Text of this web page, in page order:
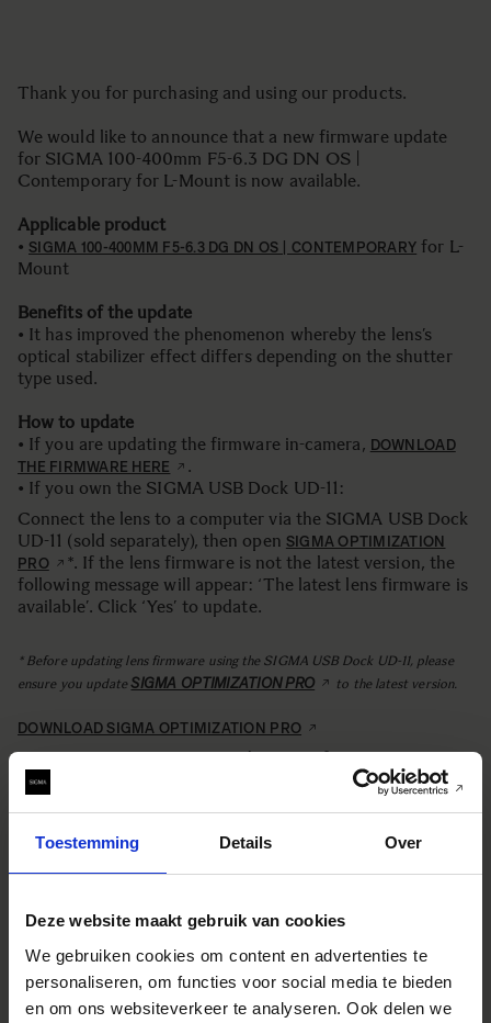
Toestemming Details Over
Deze website maakt gebruik van cookies
We gebruiken cookies om content en advertenties te
personaliseren, om functies voor social media te bieden
en om ons websiteverkeer te analyseren. Ook delen we
Thank you for purchasing and using our products.
We would like to announce that a new firmware update
for SIGMA 100-400mm F5-6.3 DG DN OS |
Contemporary for L-Mount is now available.
Applicable product
•SIGMA 100-400MM F5-6.3 DG DN OS | CONTEMPORARY for L-
Mount
Benefits of the update
• It has improved the phenomenon whereby the lens’s
optical stabilizer effect differs depending on the shutter
type used.
How to update
• If you are updating the firmware in-camera, DOWNLOAD
THE FIRMWARE HERE
.
• If you own the SIGMA USB Dock UD-11:
Connect the lens to a computer via the SIGMA USB Dock
UD-11 (sold separately), then open SIGMA OPTIMIZATION
PRO
*. If the lens firmware is not the latest version, the
following message will appear: ‘The latest lens firmware is
available’. Click ‘Yes’ to update.
* Before updating lens firmware using the SIGMA USB Dock UD-11, please
ensure you updateSIGMA OPTIMIZATION PRO to the latest version.
DOWNLOAD SIGMA OPTIMIZATION PRO
We appreciate your continued support for SIGMA
products.